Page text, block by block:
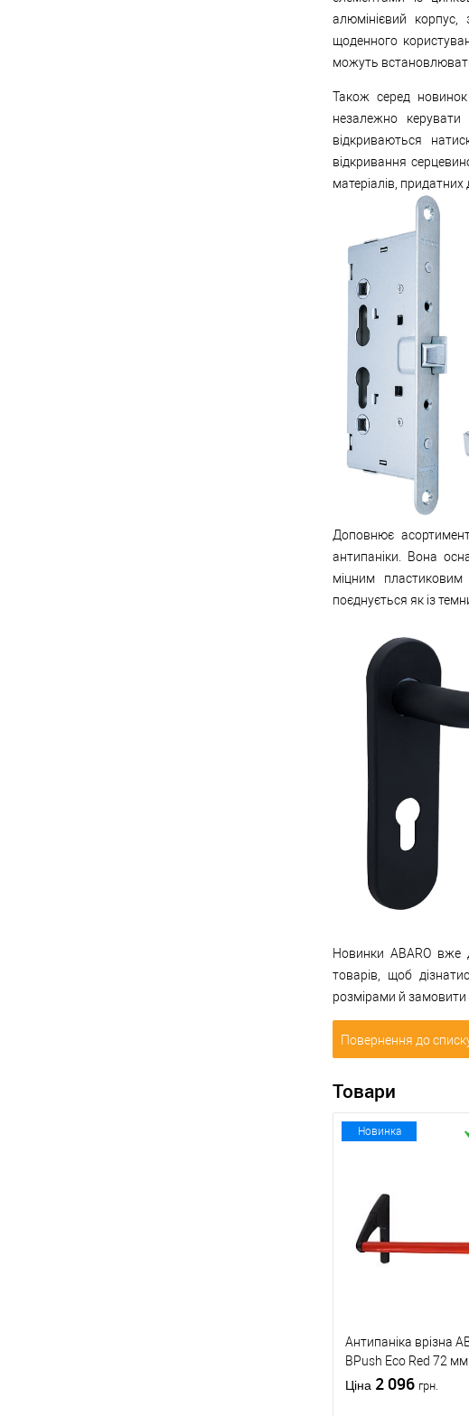
алюмінієвий
щоденного
можуть
Також серед
незалежно
відкриваються
відкривання
матеріалів,
Доповнює
антипаніки. Вона
міцним
поєднується як із
Новинки ABARO вже
товарів, щоб
розмірами й замовити
Повернення до
Товари
Новинка
Антипаніка врізна
BPush Eco Red 72 мм
штангою 1000 мм
Ціна 2 096 грн.